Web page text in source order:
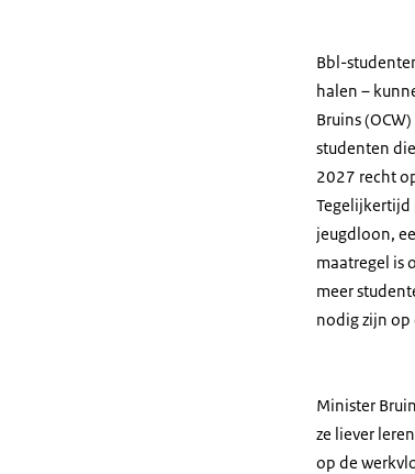
Bbl-
halen –
Bruins
studenten
2027 recht
Tegelijkertijd
jeugdloon,
maatregel is
meer
nodig zijn op
Minister
ze liever
op de